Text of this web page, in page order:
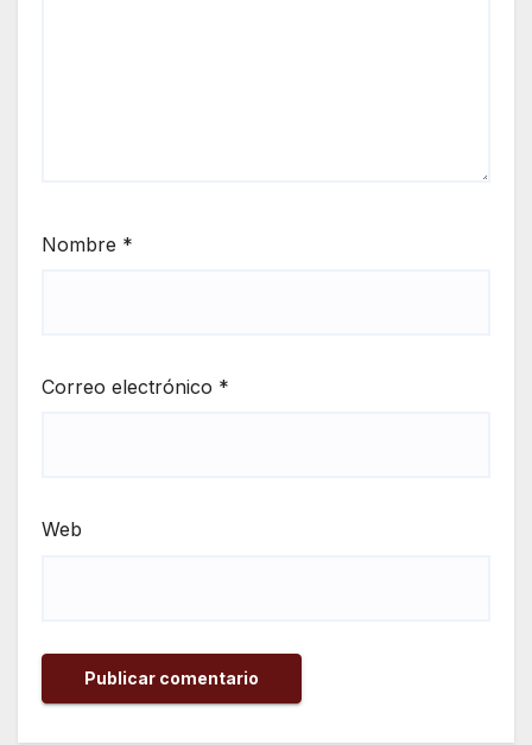
Nombre *
Correo electrónico *
Web